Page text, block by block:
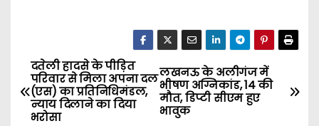
P
o
लखनऊ के अलीगंज में
भीषण अग्निकांड, 14 की
मौत, डिप्टी सीएम हुए
भावुक
दतेली हादसे के पीड़ित
परिवार से मिला अपना दल
(एस) का प्रतिनिधिमंडल,
न्याय दिलाने का दिया
भरोसा